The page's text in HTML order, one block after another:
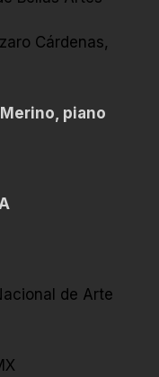
Cárdenas,
piano
de Arte